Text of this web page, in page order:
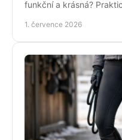
funkční a krásná?
1. července 2026